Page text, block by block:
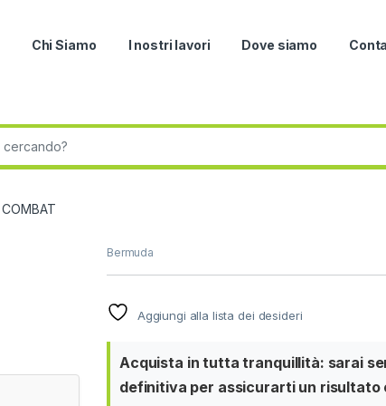
Chi Siamo I nostri lavori Dove siamo
COMBAT
Bermuda
Aggiungi alla lista dei desideri
Acquista in tutta tranquillità: sarai
definitiva per assicurarti un risultato